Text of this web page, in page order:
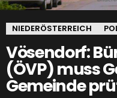
NIEDERÖSTERREICH
Vösendorf:
(ÖVP) muss
Gemeinde